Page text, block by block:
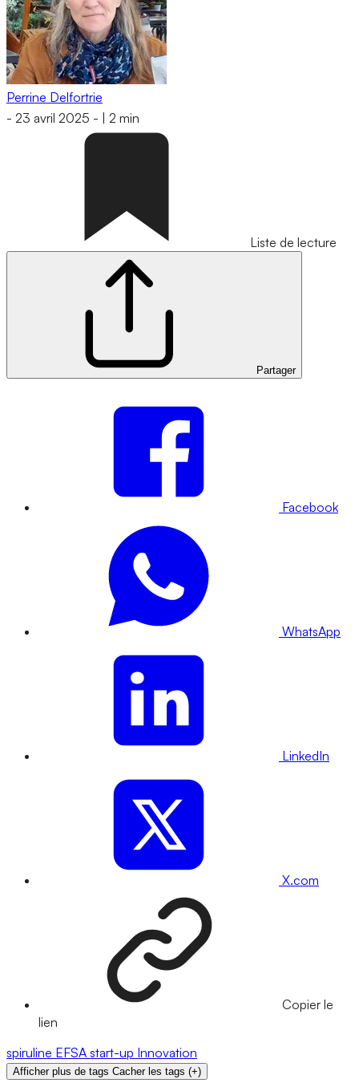
Perrine Delfortrie
- 23 avril 2025 - 2 min
Liste de lecture
Partager
Facebook
WhatsApp
LinkedIn
X.com
Copier le
lien
spiruline EFSA start-up Innovation
Afficher plus de tags Cacher les tags (+)